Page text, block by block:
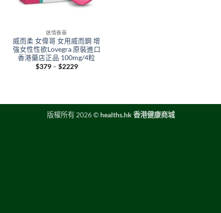
迷情春藥
威而柔 女偉哥 女用威而鋼 增
強女性性欲Lovegra 原裝進口
香港藥店正品 100mg/4粒
$379 – $2229Price
版權所有 2026 © healths.hk 香港健康商城